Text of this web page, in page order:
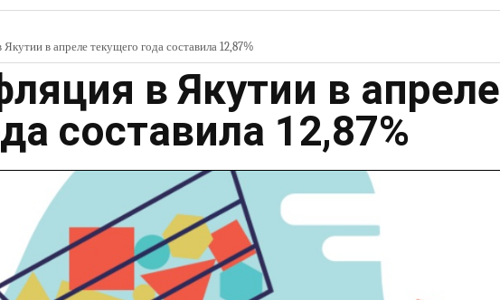
в апреле текущего года составила 12,87%
в Якутии в апреле
составила 12,87%